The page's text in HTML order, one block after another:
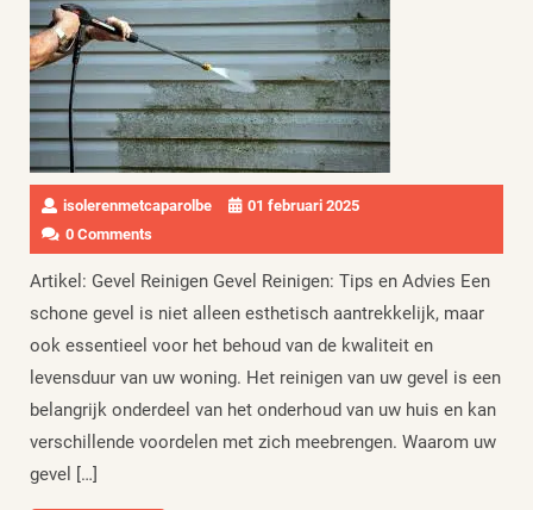
isolerenmetcaparolbe
01 februari 2025
0 Comments
Artikel: Gevel Reinigen Gevel Reinigen: Tips en Advies Een
schone gevel is niet alleen esthetisch aantrekkelijk, maar
ook essentieel voor het behoud van de kwaliteit en
levensduur van uw woning. Het reinigen van uw gevel is een
belangrijk onderdeel van het onderhoud van uw huis en kan
verschillende voordelen met zich meebrengen. Waarom uw
gevel […]